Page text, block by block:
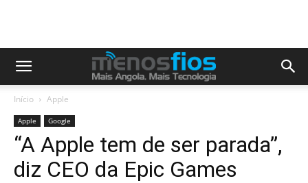
Início Apple
Apple Google
“A Apple tem de ser parada”,
diz CEO da Epic Games